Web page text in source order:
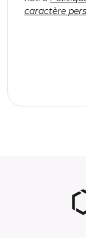
caractère